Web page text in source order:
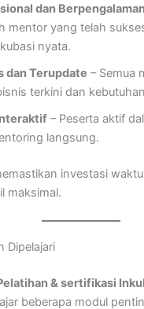
dan
mentor yang telah
nyata.
dan Terupdate – Semua
terkini dan
– Peserta aktif
langsung.
investasi
maksimal.
Dipelajari
& sertifikasi
beberapa modul